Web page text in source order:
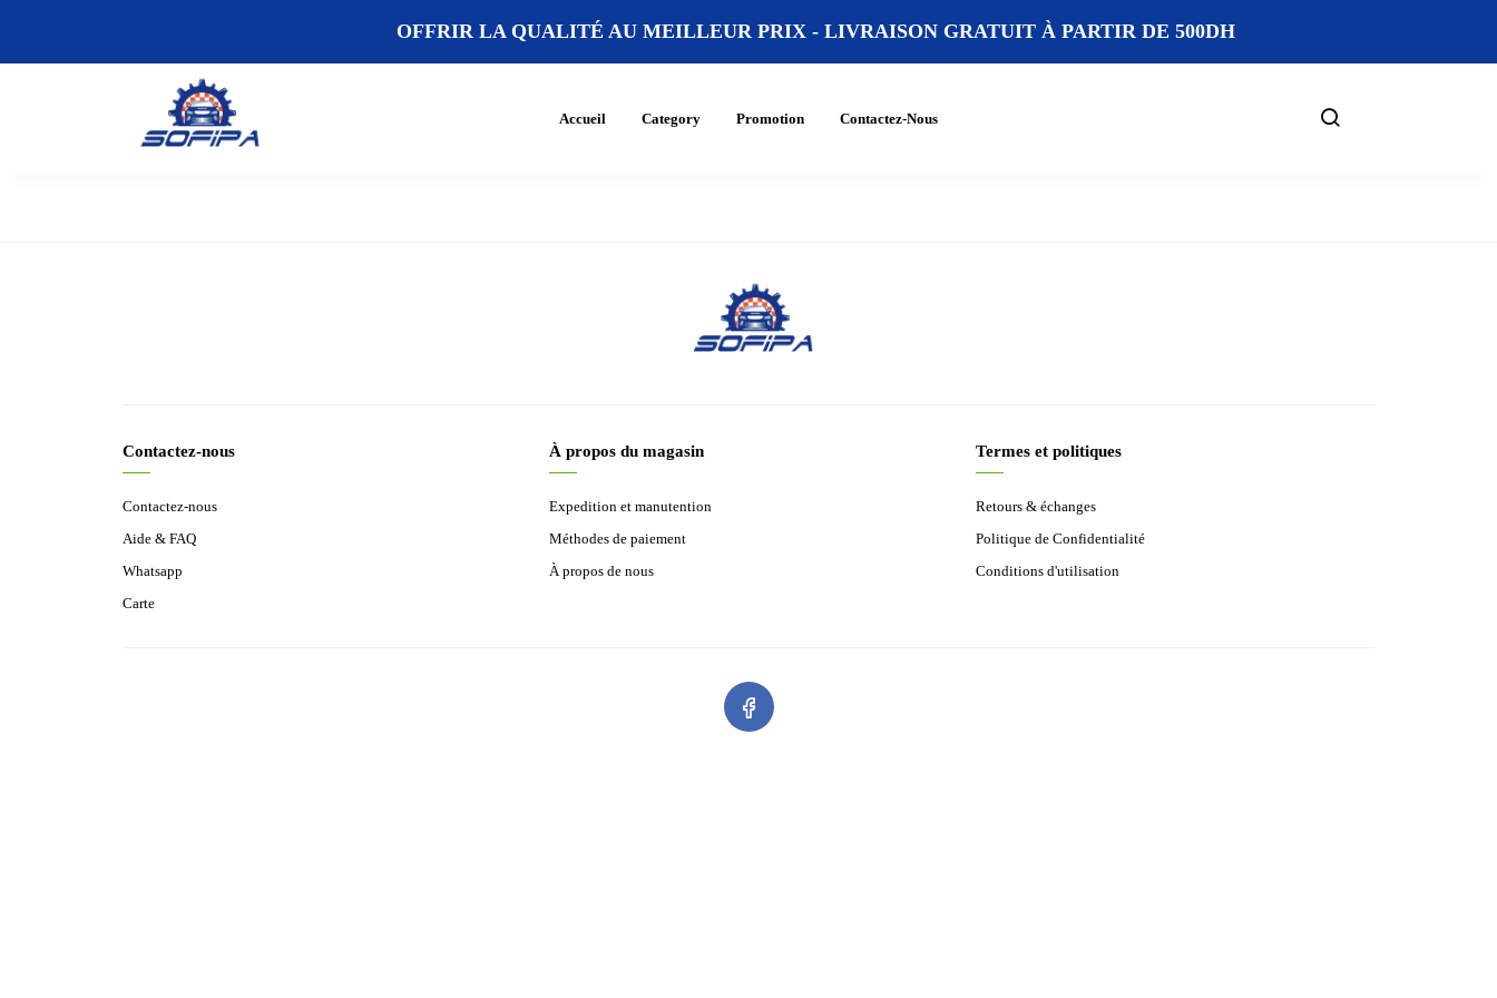
OFFRIR LA QUALITÉ AU MEILLEUR PRIX -LIVRAISON GRATUIT À PARTIR DE 500DH
Accueil Category Promotion Contactez-Nous
Contactez-nous
Contactez-nous
Aide & FAQ
Whatsapp
Carte
À propos du magasin
Expedition et manutention
Méthodes de paiement
À propos de nous
Termes et politiques
Retours & échanges
Politique de Confidentialité
Conditions d'utilisation